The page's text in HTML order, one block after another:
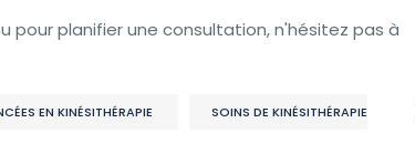
pour planifier une consultation, n'hésitez pas à
EN KINÉSITHÉRAPIE
SOINS DE KINÉSITHÉRAPIE